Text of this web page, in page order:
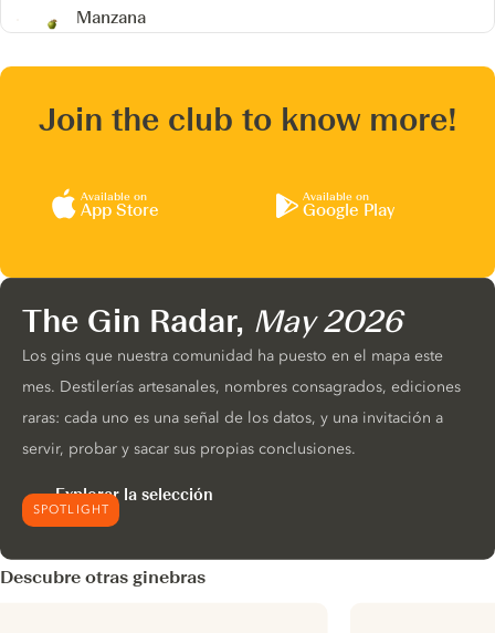
Manzana
Join the club to know more!
Available on
App Store
Available on
Google Play
SPOTLIGHT
The Gin Radar, May 2026
Los gins que nuestra comunidad ha puesto en el mapa este
mes. Destilerías artesanales, nombres consagrados, ediciones
raras: cada uno es una señal de los datos, y una invitación a
servir, probar y sacar sus propias conclusiones.
Explorar la selección
Descubre otras ginebras